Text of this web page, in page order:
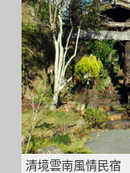
清境雲南風情民宿